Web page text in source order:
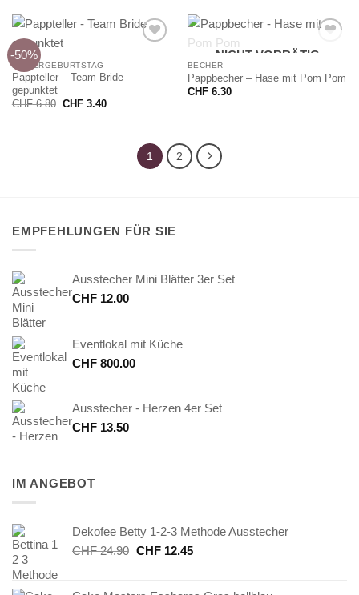
-50%
KINDERGEBURTSTAG
Pappteller – Team Bride
gepunktet
CHF6.80 Ursprünglicher
CHF3.40Aktueller
NICHT VORRÄTIG
BECHER
Pappbecher – Hase mit Pom Pom
CHF6.30
1 2
EMPFEHLUNGEN FÜR SIE
Ausstecher Mini Blätter 3er Set
CHF 12.00
Eventlokal mit Küche
CHF 800.00
Ausstecher - Herzen 4er Set
CHF 13.50
IM ANGEBOT
Dekofee Betty 1-2-3 Methode Ausstecher
CHF24.90 Ursprünglicher
CHF12.45Aktueller